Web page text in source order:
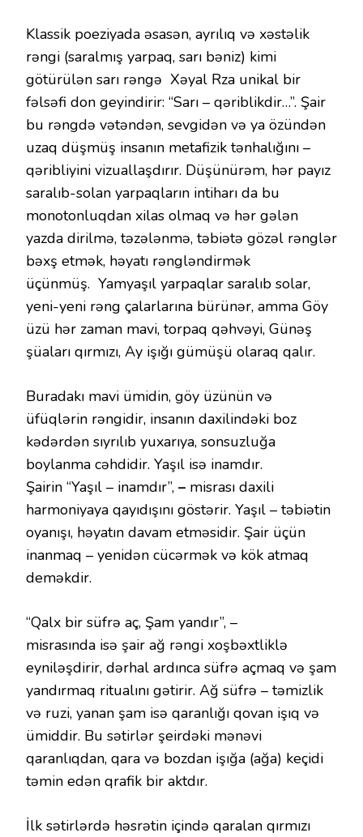
Klassik poeziyada əsasən, ayrılıq və xəstəlik
rəngi (saralmış yarpaq, sarı bəniz) kimi
götürülən sarı rəngə Xəyal Rza unikal bir
fəlsəfi don geyindirir: “Sarı – qəriblikdir…”. Şair
bu rəngdə vətəndən, sevgidən və ya özündən
uzaq düşmüş insanın metafizik tənhalığını –
qəribliyini vizuallaşdırır. Düşünürəm, hər payız
saralıb-solan yarpaqların intiharı da bu
monotonluqdan xilas olmaq və hər gələn
yazda dirilmə, təzələnmə, təbiətə gözəl rənglər
bəxş etmək, həyatı rəngləndirmək
üçünmüş. Yamyaşıl yarpaqlar saralıb solar,
yeni-yeni rəng çalarlarına bürünər, amma Göy
üzü hər zaman mavi, torpaq qəhvəyi, Günəş
şüaları qırmızı, Ay işığı gümüşü olaraq qalır.
Buradakı mavi ümidin, göy üzünün və
üfüqlərin rəngidir, insanın daxilindəki boz
kədərdən sıyrılıb yuxarıya, sonsuzluğa
boylanma cəhdidir. Yaşıl isə inamdır.
Şairin “Yaşıl – inamdır”, – misrası daxili
harmoniyaya qayıdışını göstərir. Yaşıl – təbiətin
oyanışı, həyatın davam etməsidir. Şair üçün
inanmaq – yenidən cücərmək və kök atmaq
deməkdir.
“Qalx bir süfrə aç, Şam yandır”, –
misrasında isə şair ağ rəngi xoşbəxtliklə
eyniləşdirir, dərhal ardınca süfrə açmaq və şam
yandırmaq ritualını gətirir. Ağ süfrə – təmizlik
və ruzi, yanan şam isə qaranlığı qovan işıq və
ümiddir. Bu sətirlər şeirdəki mənəvi
qaranlıqdan, qara və bozdan işığa (ağa) keçidi
təmin edən qrafik bir aktdır.
İlk sətirlərdə həsrətin içində qaralan qırmızı